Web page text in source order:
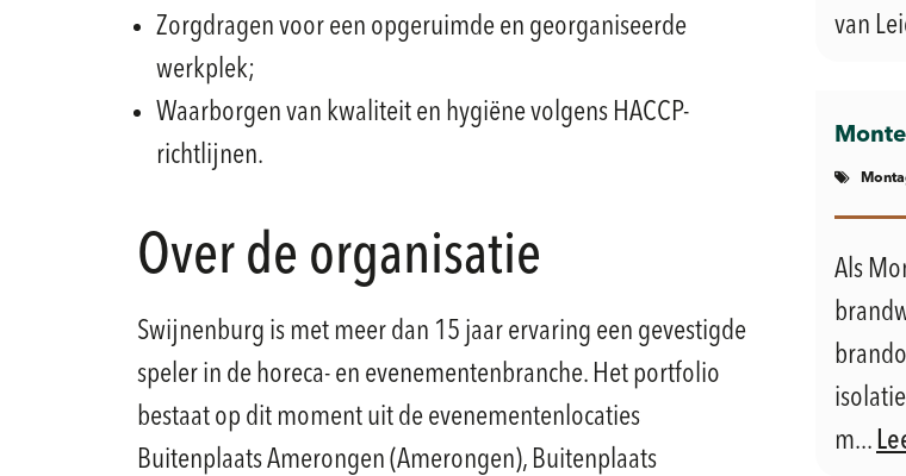
Zorgdragen voor een opgeruimde en georganiseerde
werkplek;
Waarborgen van kwaliteit en hygiëne volgens HACCP-
richtlijnen.
Over de organisatie
Swijnenburg is met meer dan 15 jaar ervaring een gevestigde
speler in de horeca- en evenementenbranche. Het portfolio
bestaat op dit moment uit de evenementenlocaties
Buitenplaats Amerongen (Amerongen), Buitenplaats
van
Als
m...